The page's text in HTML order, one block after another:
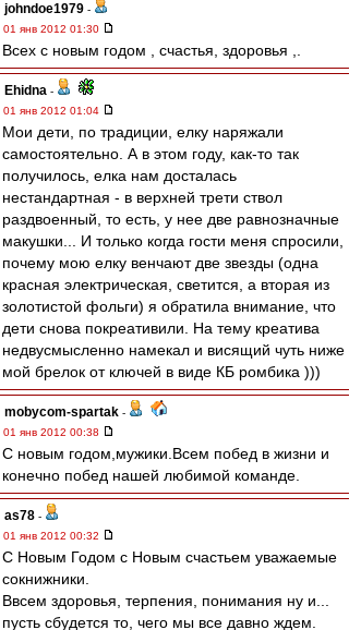
johndoe1979 -
01 янв 2012 01:30
Всех с новым годом , счастья, здоровья ,.
Ehidna -
01 янв 2012 01:04
Мои дети, по традиции, елку наряжали
самостоятельно. А в этом году, как-то так
получилось, елка нам досталась
нестандартная - в верхней трети ствол
раздвоенный, то есть, у нее две равнозначные
макушки... И только когда гости меня спросили,
почему мою елку венчают две звезды (одна
красная электрическая, светится, а вторая из
золотистой фольги) я обратила внимание, что
дети снова покреативили. На тему креатива
недвусмысленно намекал и висящий чуть ниже
мой брелок от ключей в виде КБ ромбика )))
mobycom-spartak -
01 янв 2012 00:38
С новым годом,мужики.Всем побед в жизни и
конечно побед нашей любимой команде.
as78 -
01 янв 2012 00:32
С Новым Годом с Новым счастьем уважаемые
сокнижники.
Ввсем здоровья, терпения, понимания ну и...
пусть сбудется то, чего мы все давно ждем.